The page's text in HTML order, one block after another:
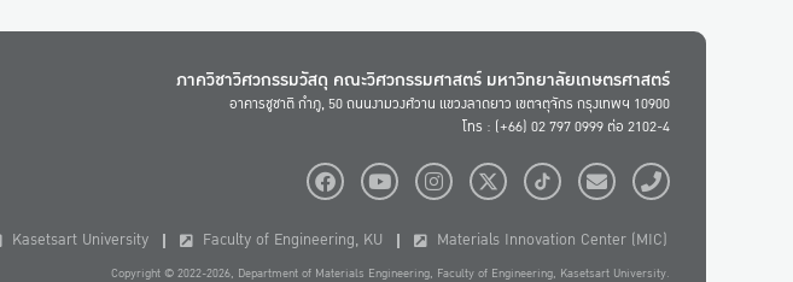
ภาควิชาวิศวกรรมวัสดุ คณะวิศวกรรมศาสตร์ มหาวิทยาลัยเกษตรศาสตร์
อาคารชูชาติ กำภู, 50 ถนนงามวงศ์วาน แขวงลาดยาว เขตจตุจักร กรุงเทพฯ 10900
โทร : (+66) 02 797 0999 ต่อ 2102-4
Kasetsart University Faculty of Engineering, KU Materials Innovation Center (MIC)
Copyright © 2022-2026, Department of Materials Engineering, Faculty of Engineering, Kasetsart University.